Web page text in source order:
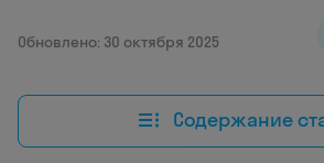
Обновлено: 30 октября 2025
Содержание